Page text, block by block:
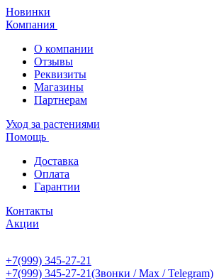
Новинки
Компания
О компании
Отзывы
Реквизиты
Магазины
Партнерам
Уход за растениями
Помощь
Доставка
Оплата
Гарантии
Контакты
Акции
+7(999) 345-27-21
+7(999) 345-27-21(Звонки / Max / Telegram)